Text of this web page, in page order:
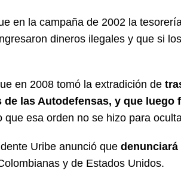
en la campaña de 2002 la
dineros ilegales y que si
en 2008 tomó la extradición de
las Autodefensas, y que luego
que esa orden no se hizo para
Uribe anunció que denunciará
y de Estados Unidos.